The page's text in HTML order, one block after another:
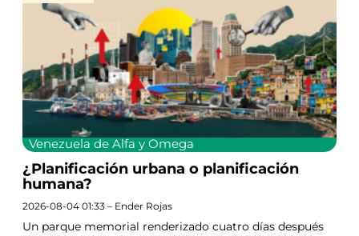
Venezuela de Alfa y Omega
¿Planificación urbana o planificación
humana?
2026-08-04 01:33 – Ender Rojas
Un parque memorial renderizado cuatro días después